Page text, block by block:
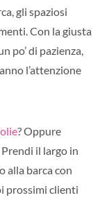
gli spaziosi
Con la giusta
po’ di pazienza,
l’attenzione
? Oppure
Prendi il largo in
alla barca con
prossimi clienti